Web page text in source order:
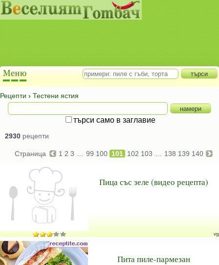
Рецепти › Тестени ястия
търси само в заглавие
2930 рецепти
Страница 1 2 3 99 100 101 102 103 138 139 140
Пица със зеле (видео рецепта)
vg
Пита пиле-пармезан